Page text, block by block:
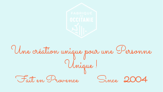
Une création unique pour une Personne
Unique !
Fait en Provence Since 2004